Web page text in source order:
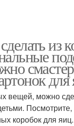
из
для
вещей, можно
коробок для